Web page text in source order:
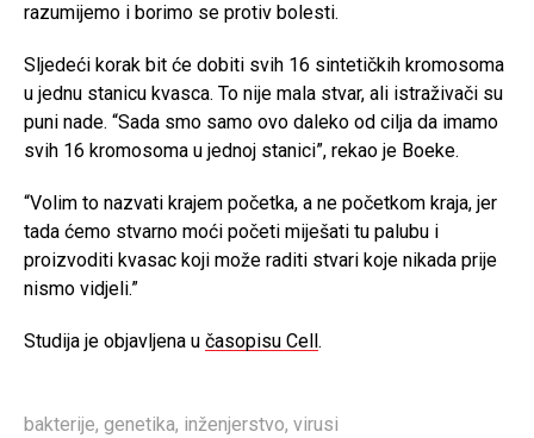
razumijemo i borimo se protiv bolesti.
Sljedeći korak bit će dobiti svih 16 sintetičkih kromosoma
u jednu stanicu kvasca. To nije mala stvar, ali istraživači su
puni nade. “Sada smo samo ovo daleko od cilja da imamo
svih 16 kromosoma u jednoj stanici”, rekao je Boeke.
“Volim to nazvati krajem početka, a ne početkom kraja, jer
tada ćemo stvarno moći početi miješati tu palubu i
proizvoditi kvasac koji može raditi stvari koje nikada prije
nismo vidjeli.”
Studija je objavljena u časopisu Cell .
bakterije, genetika, inženjerstvo, virusi